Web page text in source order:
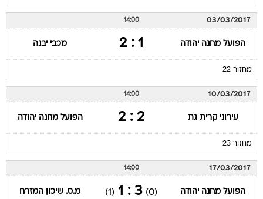
03/03/2017
14:00
הפועל מחנה יהודה 1 : 2 מכבי יבנה
מחזור 22
10/03/2017
14:00
עירוני קרית גת 2 : 2 הפועל מחנה יהודה
מחזור 23
17/03/2017
14:00
הפועל מחנה יהודה (0)
3 : 1
(1) מ.ס. שיכון המזרח